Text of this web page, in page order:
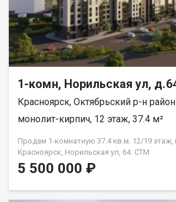
1-комн, Норильская ул,
Красноярск, Октябрьский р-н район
монолит-кирпич, 12 этаж, 37.4 м²
Продам 1-комнатную 37.4 кв.м. 12/19 этаж,
Красноярск, Норильская ул, 64. СТМ
5 500 000 ₽